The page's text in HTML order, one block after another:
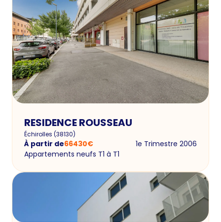
RESIDENCE ROUSSEAU
Échirolles (38130)
À partir de66430€
1e Trimestre 2006
Appartements neufs T1 à T1